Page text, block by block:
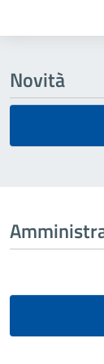
Novità